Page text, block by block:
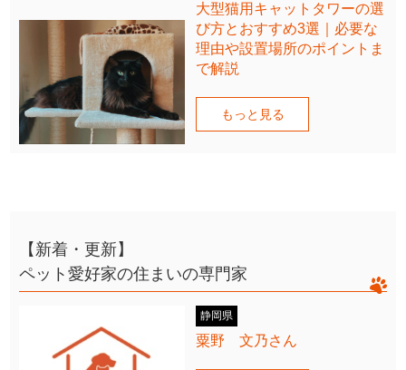
大型猫用キャットタワーの選
び方とおすすめ3選｜必要な
理由や設置場所のポイントま
で解説
もっと見る
【新着・更新】
ペット愛好家の住まいの専門家
静岡県
粟野 文乃さん